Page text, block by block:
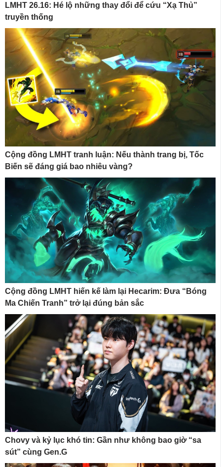
LMHT 26.16: Hé lộ những thay đổi để cứu “Xạ Thủ”
truyền thống
Cộng đồng LMHT tranh luận: Nếu thành trang bị, Tốc
Biến sẽ đáng giá bao nhiêu vàng?
Cộng đồng LMHT hiến kế làm lại Hecarim: Đưa “Bóng
Ma Chiến Tranh” trở lại đúng bản sắc
Chovy và kỷ lục khó tin: Gần như không bao giờ “sa
sút” cùng Gen.G